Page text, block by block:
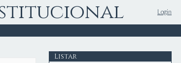
Login
Listar